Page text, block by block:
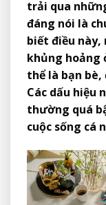
trải qua
đáng nói là
biết điều
khủng hoảng
thể là bạn bè,
Các dấu hiệu
thường quá
cuộc sống cá